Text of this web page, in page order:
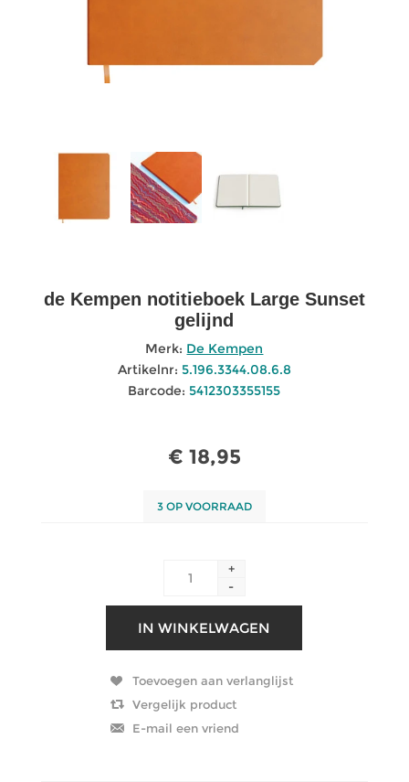
de Kempen notitieboek Large Sunset
gelijnd
Merk: De Kempen
Artikelnr: 5.196.3344.08.6.8
Barcode: 5412303355155
€ 18,95
3 OP VOORRAAD
+
-